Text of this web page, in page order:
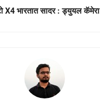
X4 भारतात सादर : ड्युयल कॅमेरा